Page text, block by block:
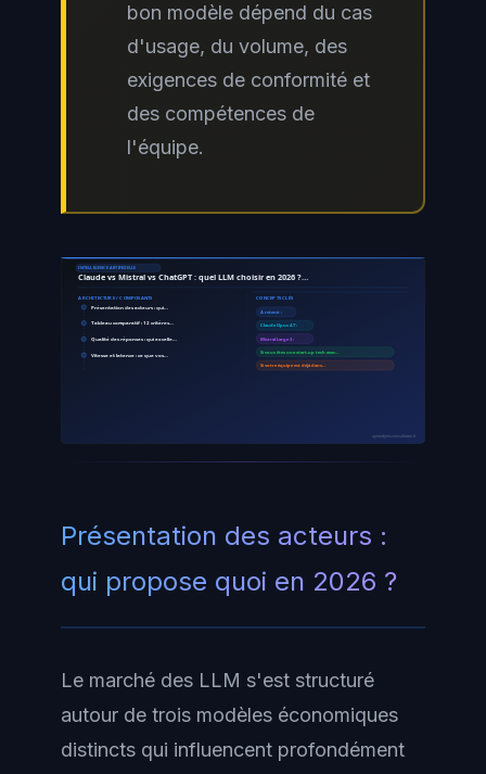
bon modèle dépend du cas
d'usage, du volume, des
exigences de conformité et
des compétences de
l'équipe.
INTELLIGENCE ARTIFICIELLE
Claude vs Mistral vs ChatGPT : quel LLM choisir en 2026 ?…
ARCHITECTURE / COMPOSANTS
Présentation des acteurs : qui…
Tableau comparatif : 12 critères…
Qualité des réponses : qui excelle…
Vitesse et latence : ce que vos…
CONCEPTS CLÉS
À retenir :
Claude Opus 4.7 :
Mistral Large 3 :
Si vous êtes une start-up tech avec…
Si votre équipe est déjà dans…
ayinedjimi-consultants.fr
Présentation des acteurs :
qui propose quoi en 2026 ?
Le marché des LLM s'est structuré
autour de trois modèles économiques
distincts qui influencent profondément